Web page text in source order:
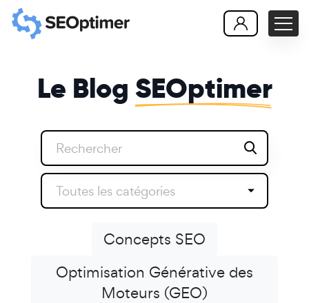
Le Blog SEOptimer
Toutes les catégories
Concepts SEO
Optimisation Générative des
Moteurs (GEO)